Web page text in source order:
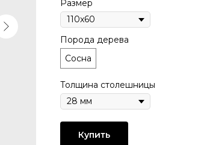
Размер
Порода дерева
Сосна
Толщина столешницы
Купить